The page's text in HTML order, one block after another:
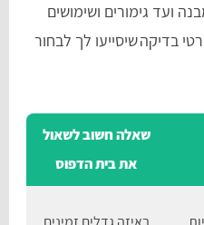
ועד גימורים ושימושים
בדיקה שיסייעו לך לבחור
שאלה חשוב לשאול
את בית הדפוס